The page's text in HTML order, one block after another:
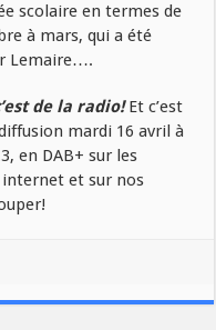
scolaire en termes de
à mars, qui a été
Lemaire….
de la radio! Et c’est
mardi 16 avril à
en DAB+ sur les
et sur nos